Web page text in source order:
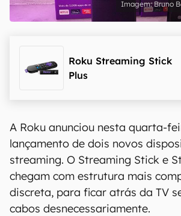
Bruno
Roku Streaming Stick
Plus
A Roku anunciou nesta quarta-
lançamento de dois novos
streaming. O Streaming Stick e
chegam com estrutura mais
discreta, para ficar atrás da TV
cabos desnecessariamente.